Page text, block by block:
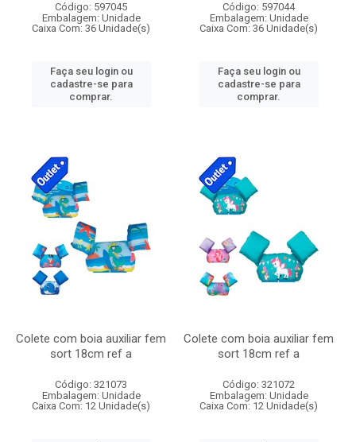
Código: 597045
Embalagem: Unidade
Caixa Com: 36 Unidade(s)
Faça seu login ou
cadastre-se para
comprar.
Código: 597044
Embalagem: Unidade
Caixa Com: 36 Unidade(s)
Faça seu login ou
cadastre-se para
comprar.
Colete com boia auxiliar fem
sort 18cm ref a
Código: 321073
Embalagem: Unidade
Caixa Com: 12 Unidade(s)
Colete com boia auxiliar fem
sort 18cm ref a
Código: 321072
Embalagem: Unidade
Caixa Com: 12 Unidade(s)